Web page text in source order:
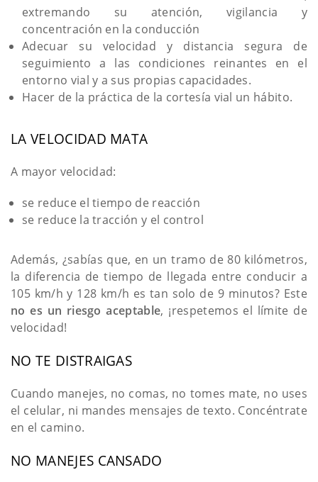
extremando su atención, vigilancia y
concentración en la conducción
Adecuar su velocidad y distancia segura de
seguimiento a las condiciones reinantes en el
entorno vial y a sus propias capacidades.
Hacer de la práctica de la cortesía vial un hábito.
LA VELOCIDAD MATA
A mayor velocidad:
se reduce el tiempo de reacción
se reduce la tracción y el control
Además, ¿sabías que, en un tramo de 80 kilómetros,
la diferencia de tiempo de llegada entre conducir a
105 km/h y 128 km/h es tan solo de 9 minutos? Este
no es un riesgo aceptable, ¡respetemos el límite de
velocidad!
NO TE DISTRAIGAS
Cuando manejes, no comas, no tomes mate, no uses
el celular, ni mandes mensajes de texto. Concéntrate
en el camino.
NO MANEJES CANSADO